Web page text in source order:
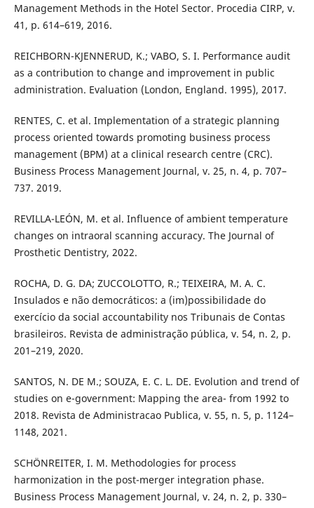
Management Methods in the Hotel Sector. Procedia CIRP, v.
41, p. 614–619, 2016.
REICHBORN-KJENNERUD, K.; VABO, S. I. Performance audit
as a contribution to change and improvement in public
administration. Evaluation (London, England. 1995), 2017.
RENTES, C. et al. Implementation of a strategic planning
process oriented towards promoting business process
management (BPM) at a clinical research centre (CRC).
Business Process Management Journal, v. 25, n. 4, p. 707–
737. 2019.
REVILLA-LEÓN, M. et al. Influence of ambient temperature
changes on intraoral scanning accuracy. The Journal of
Prosthetic Dentistry, 2022.
ROCHA, D. G. DA; ZUCCOLOTTO, R.; TEIXEIRA, M. A. C.
Insulados e não democráticos: a (im)possibilidade do
exercício da social accountability nos Tribunais de Contas
brasileiros. Revista de administração pública, v. 54, n. 2, p.
201–219, 2020.
SANTOS, N. DE M.; SOUZA, E. C. L. DE. Evolution and trend of
studies on e-government: Mapping the area- from 1992 to
2018. Revista de Administracao Publica, v. 55, n. 5, p. 1124–
1148, 2021.
SCHÖNREITER, I. M. Methodologies for process
harmonization in the post-merger integration phase.
Business Process Management Journal, v. 24, n. 2, p. 330–